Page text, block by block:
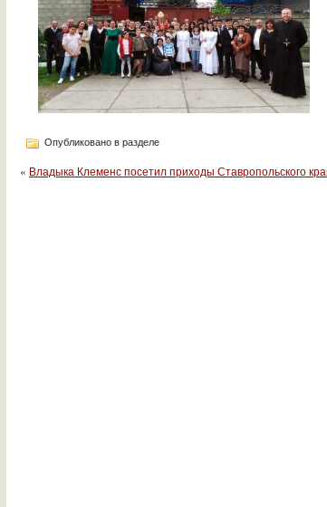
Опубликовано в разделе
« Владыка Клеменс посетил приходы Ставропольского